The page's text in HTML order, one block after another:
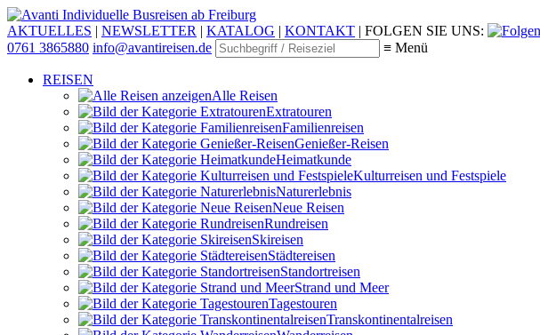
Individuelle Busreisen ab Freiburg
AKTUELLES | NEWSLETTER | KATALOG | KONTAKT | FOLGEN SIE UNS:
0761 3865880 info@avantireisen.de ≡ Menü
REISEN
Alle Reisen
Extratouren
Familien­reisen
Genießer-Reisen
Heimatkunde
Kultur­reisen und Festspiele
Naturerlebnis
Neue Reisen
Rund­reisen
Ski­reisen
Städte­reisen
Standort­reisen
Strand und Meer
Tagestouren
Transkontinental­reisen